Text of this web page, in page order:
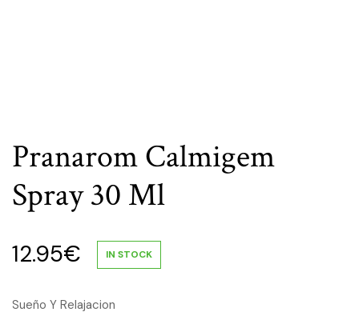
Pranarom Calmigem
Spray 30 Ml
12.95€ IN STOCK
Sueño Y Relajacion